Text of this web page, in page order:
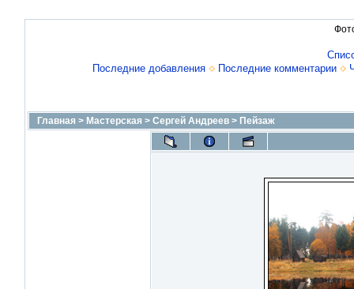
Последние добавления
Последние комментарии
Главная > Мастерская > Сергей Андреев> Пейзаж